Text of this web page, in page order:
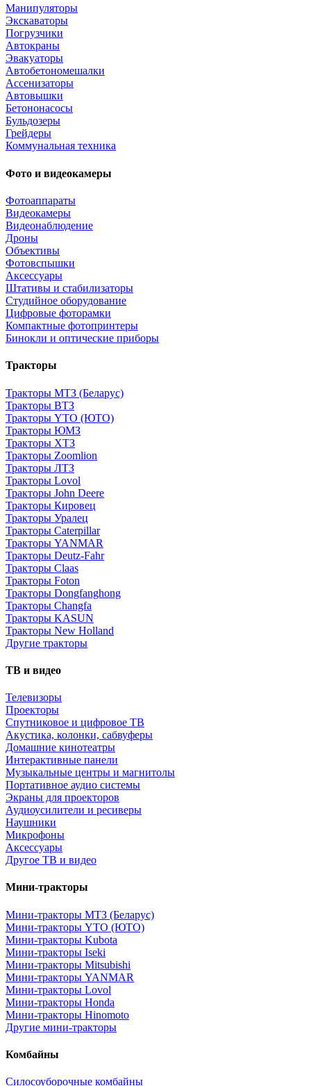
Манипуляторы
Экскаваторы
Погрузчики
Автокраны
Эвакуаторы
Автобетономешалки
Ассенизаторы
Автовышки
Бетононасосы
Бульдозеры
Грейдеры
Коммунальная техника
Фото и видеокамеры
Фотоаппараты
Видеокамеры
Видеонаблюдение
Дроны
Объективы
Фотовспышки
Аксессуары
Штативы и стабилизаторы
Студийное оборудование
Цифровые фоторамки
Компактные фотопринтеры
Бинокли и оптические приборы
Тракторы
Тракторы МТЗ (Беларус)
Тракторы ВТЗ
Тракторы YTO (ЮТО)
Тракторы ЮМЗ
Тракторы ХТЗ
Тракторы Zoomlion
Тракторы ЛТЗ
Тракторы Lovol
Тракторы John Deere
Тракторы Кировец
Тракторы Уралец
Тракторы Caterpillar
Тракторы YANMAR
Тракторы Deutz-Fahr
Тракторы Claas
Тракторы Foton
Тракторы Dongfanghong
Тракторы Changfa
Тракторы KASUN
Тракторы New Holland
Другие тракторы
ТВ и видео
Телевизоры
Проекторы
Спутниковое и цифровое ТВ
Акустика, колонки, сабвуферы
Домашние кинотеатры
Интерактивные панели
Музыкальные центры и магнитолы
Портативное аудио системы
Экраны для проекторов
Аудиоусилители и ресиверы
Наушники
Микрофоны
Аксессуары
Другое ТВ и видео
Мини-тракторы
Мини-тракторы МТЗ (Беларус)
Мини-тракторы YTO (ЮТО)
Мини-тракторы Kubota
Мини-тракторы Iseki
Мини-тракторы Mitsubishi
Мини-тракторы YANMAR
Мини-тракторы Lovol
Мини-тракторы Honda
Мини-тракторы Hinomoto
Другие мини-тракторы
Комбайны
Силосоуборочные комбайны